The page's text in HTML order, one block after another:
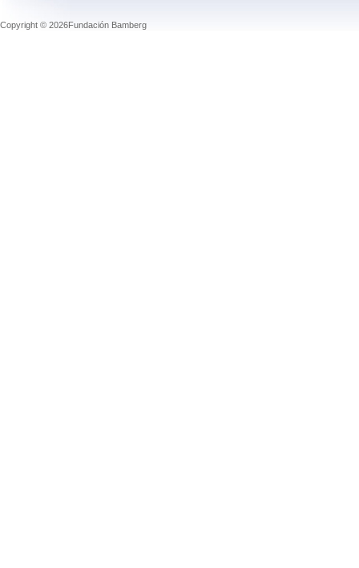
Copyright © 2026Fundación Bamberg